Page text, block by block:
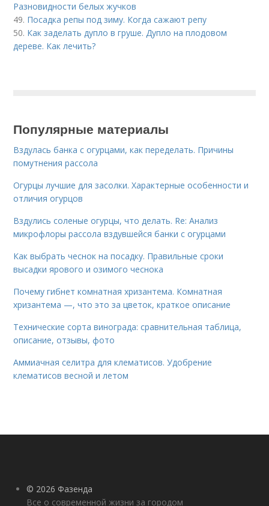
Разновидности белых жучков
49. Посадка репы под зиму. Когда сажают репу
50. Как заделать дупло в груше. Дупло на плодовом
дереве. Как лечить?
Популярные материалы
Вздулась банка с огурцами, как переделать. Причины
помутнения рассола
Огурцы лучшие для засолки. Характерные особенности и
отличия огурцов
Вздулись соленые огурцы, что делать. Re: Анализ
микрофлоры рассола вздувшейся банки с огурцами
Как выбрать чеснок на посадку. Правильные сроки
высадки ярового и озимого чеснока
Почему гибнет комнатная хризантема. Комнатная
хризантема —, что это за цветок, краткое описание
Технические сорта винограда: сравнительная таблица,
описание, отзывы, фото
Аммиачная селитра для клематисов. Удобрение
клематисов весной и летом
© 2026 Фазенда
Все о современной жизни за городом